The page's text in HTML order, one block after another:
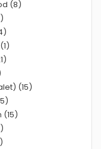
(8)
(15)
(15)